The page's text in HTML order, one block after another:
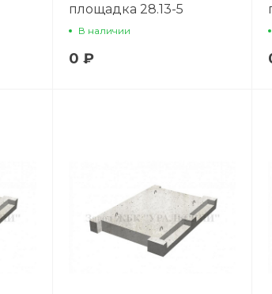
площадка 28.13-5
В наличии
0 ₽